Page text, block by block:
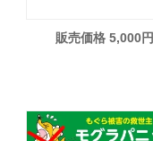
販売価格 5,000円